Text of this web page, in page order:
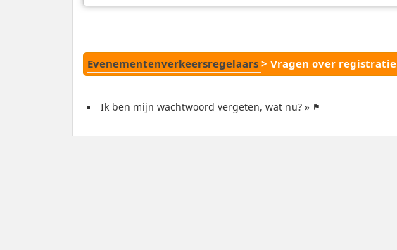
Evenementenverkeersregelaars > Vragen over registratie
Ik ben mijn wachtwoord vergeten, wat nu?